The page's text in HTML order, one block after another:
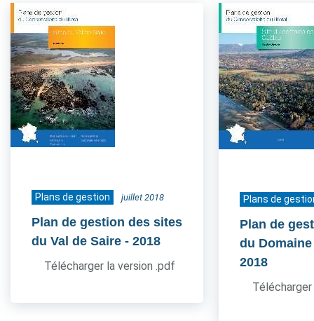
Plans de gestion juillet 2018
Plan de gestion des sites
du Val de Saire - 2018
Télécharger la version .pdf
Plans de
Plan de
du
2018